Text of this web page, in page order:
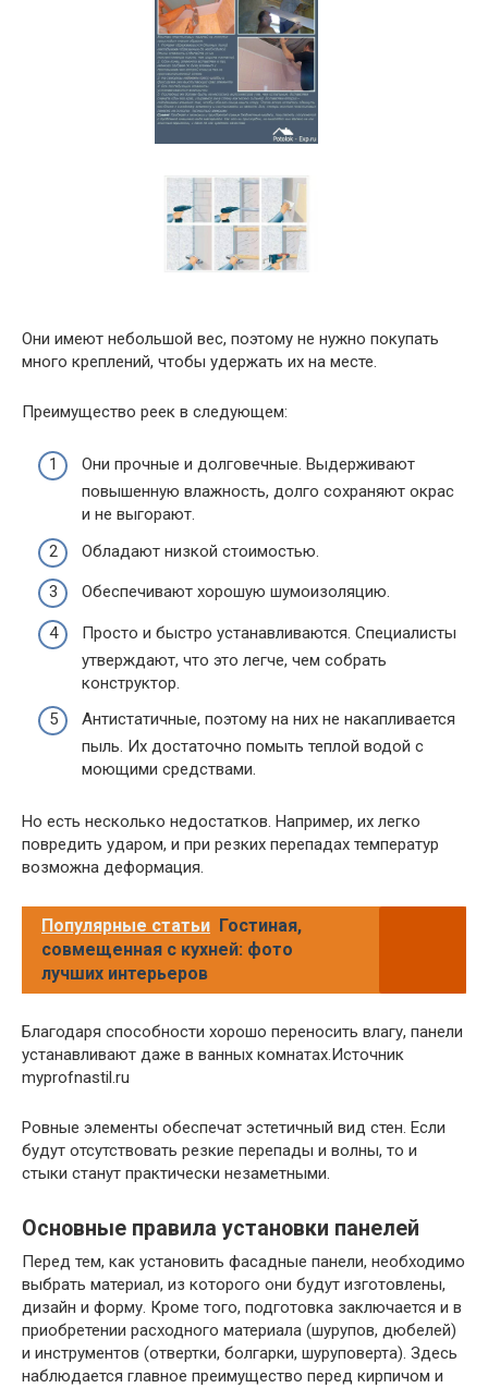
Они имеют небольшой вес, поэтому не нужно покупать
много креплений, чтобы удержать их на месте.
Преимущество реек в следующем:
Они прочные и долговечные. Выдерживают
повышенную влажность, долго сохраняют окрас
и не выгорают.
Обладают низкой стоимостью.
Обеспечивают хорошую шумоизоляцию.
Просто и быстро устанавливаются. Специалисты
утверждают, что это легче, чем собрать
конструктор.
Антистатичные, поэтому на них не накапливается
пыль. Их достаточно помыть теплой водой с
моющими средствами.
Но есть несколько недостатков. Например, их легко
повредить ударом, и при резких перепадах температур
возможна деформация.
Популярные статьи Гостиная,
совмещенная с кухней: фото
лучших интерьеров
Благодаря способности хорошо переносить влагу, панели
устанавливают даже в ванных комнатах.Источник
myprofnastil.ru
Ровные элементы обеспечат эстетичный вид стен. Если
будут отсутствовать резкие перепады и волны, то и
стыки станут практически незаметными.
Основные правила установки панелей
Перед тем, как установить фасадные панели, необходимо
выбрать материал, из которого они будут изготовлены,
дизайн и форму. Кроме того, подготовка заключается и в
приобретении расходного материала (шурупов, дюбелей)
и инструментов (отвертки, болгарки, шуруповерта). Здесь
наблюдается главное преимущество перед кирпичом и